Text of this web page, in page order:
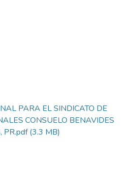
PARA EL SINDICATO DE
CONSUELO BENAVIDES
PR.pdf(3.3 MB)